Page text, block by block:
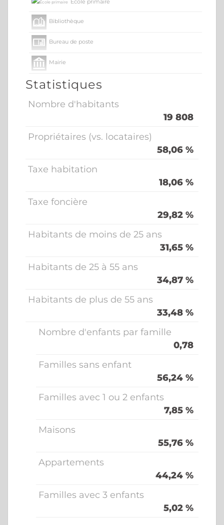
École primaire
Bibliothèque
Bureau de poste
Mairie
Statistiques
Nombre d'habitants
19 808
Propriétaires (vs. locataires)
58,06 %
Taxe habitation
18,06 %
Taxe foncière
29,82 %
Habitants de moins de 25 ans
31,65 %
Habitants de 25 à 55 ans
34,87 %
Habitants de plus de 55 ans
33,48 %
Nombre d'enfants par famille
0,78
Familles sans enfant
56,24 %
Familles avec 1 ou 2 enfants
7,85 %
Maisons
55,76 %
Appartements
44,24 %
Familles avec 3 enfants
5,02 %